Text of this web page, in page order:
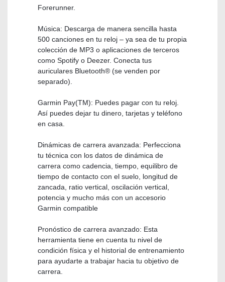
Forerunner.
Música: Descarga de manera sencilla hasta
500 canciones en tu reloj – ya sea de tu propia
colección de MP3 o aplicaciones de terceros
como Spotify o Deezer. Conecta tus
auriculares Bluetooth® (se venden por
separado).
Garmin Pay(TM): Puedes pagar con tu reloj.
Así puedes dejar tu dinero, tarjetas y teléfono
en casa.
Dinámicas de carrera avanzada: Perfecciona
tu técnica con los datos de dinámica de
carrera como cadencia, tiempo, equilibro de
tiempo de contacto con el suelo, longitud de
zancada, ratio vertical, oscilación vertical,
potencia y mucho más con un accesorio
Garmin compatible
Pronóstico de carrera avanzado: Esta
herramienta tiene en cuenta tu nivel de
condición física y el historial de entrenamiento
para ayudarte a trabajar hacia tu objetivo de
carrera.